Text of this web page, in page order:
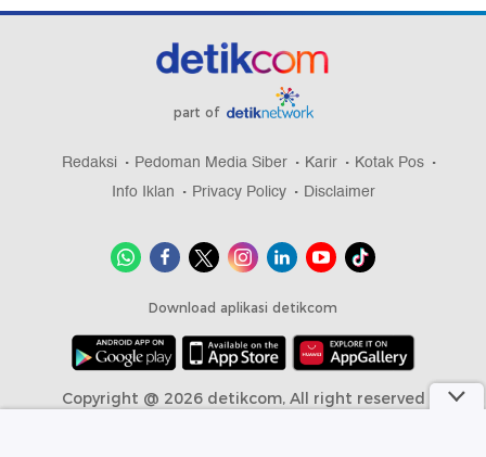
part of
Redaksi Pedoman Media Siber Karir
Kotak Pos
Info Iklan
Privacy Policy Disclaimer
Download aplikasi detikcom
Copyright @ 2026 detikcom, All right reserved